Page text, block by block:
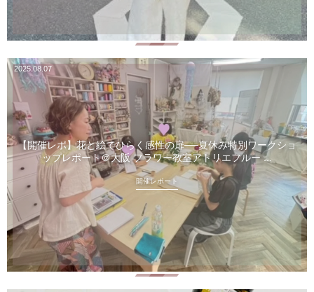
【開催レポ】花と絵でひらく感性の扉──夏休み特別ワークショ
ップレポート＠大阪 フラワー教室アトリエフルー ...
2025.08.07
開催レポート